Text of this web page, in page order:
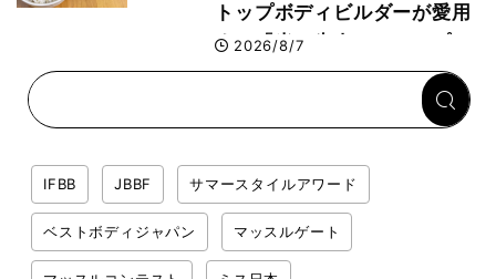
トップボディビルダーが愛用
する「米＋牛肉」のシンプル
回復メシとは？
2026/8/7
IFBB JBBF サマースタイルアワード
ベストボディジャパン マッスルゲート